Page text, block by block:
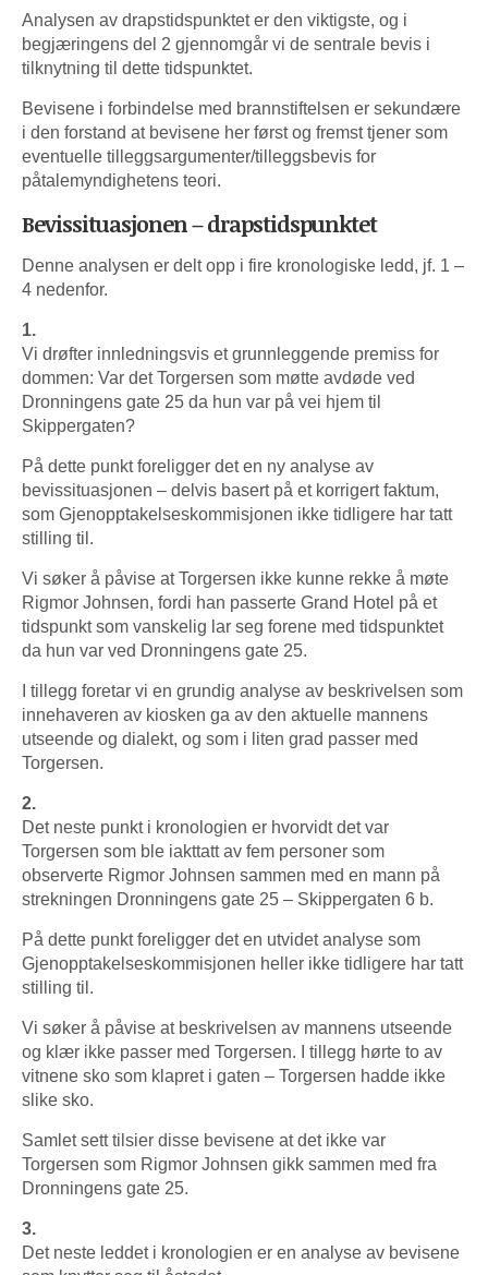
Analysen av drapstidspunktet er den viktigste, og i
begjæringens del 2 gjennomgår vi de sentrale bevis i
tilknytning til dette tidspunktet.
Bevisene i forbindelse med brannstiftelsen er sekundære
i den forstand at bevisene her først og fremst tjener som
eventuelle tilleggsargumenter/tilleggsbevis for
påtalemyndighetens teori.
Bevissituasjonen – drapstidspunktet
Denne analysen er delt opp i fire kronologiske ledd, jf. 1 –
4 nedenfor.
1.
Vi drøfter innledningsvis et grunnleggende premiss for
dommen: Var det Torgersen som møtte avdøde ved
Dronningens gate 25 da hun var på vei hjem til
Skippergaten?
På dette punkt foreligger det en ny analyse av
bevissituasjonen – delvis basert på et korrigert faktum,
som Gjenopptakelseskommisjonen ikke tidligere har tatt
stilling til.
Vi søker å påvise at Torgersen ikke kunne rekke å møte
Rigmor Johnsen, fordi han passerte Grand Hotel på et
tidspunkt som vanskelig lar seg forene med tidspunktet
da hun var ved Dronningens gate 25.
I tillegg foretar vi en grundig analyse av beskrivelsen som
innehaveren av kiosken ga av den aktuelle mannens
utseende og dialekt, og som i liten grad passer med
Torgersen.
2.
Det neste punkt i kronologien er hvorvidt det var
Torgersen som ble iakttatt av fem personer som
observerte Rigmor Johnsen sammen med en mann på
strekningen Dronningens gate 25 – Skippergaten 6 b.
På dette punkt foreligger det en utvidet analyse som
Gjenopptakelseskommisjonen heller ikke tidligere har tatt
stilling til.
Vi søker å påvise at beskrivelsen av mannens utseende
og klær ikke passer med Torgersen. I tillegg hørte to av
vitnene sko som klapret i gaten – Torgersen hadde ikke
slike sko.
Samlet sett tilsier disse bevisene at det ikke var
Torgersen som Rigmor Johnsen gikk sammen med fra
Dronningens gate 25.
3.
Det neste leddet i kronologien er en analyse av bevisene